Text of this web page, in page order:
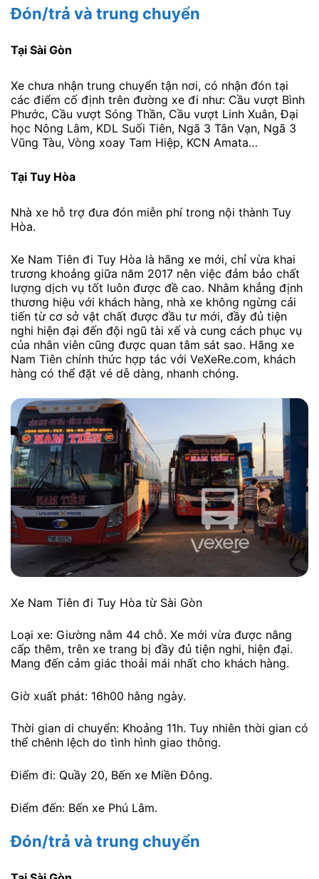
Đón/trả và trung chuyển
Tại Sài Gòn
Xe chưa nhận trung chuyển tận nơi, có nhận đón tại
các điểm cố định trên đường xe đi như: Cầu vượt Bình
Phước, Cầu vượt Sóng Thần, Cầu vượt Linh Xuân, Đại
học Nông Lâm, KDL Suối Tiên, Ngã 3 Tân Vạn, Ngã 3
Vũng Tàu, Vòng xoay Tam Hiệp, KCN Amata…
Tại Tuy Hòa
Nhà xe hỗ trợ đưa đón miễn phí trong nội thành Tuy
Hòa.
Xe Nam Tiên đi Tuy Hòa là hãng xe mới, chỉ vừa khai
trương khoảng giữa năm 2017 nên việc đảm bảo chất
lượng dịch vụ tốt luôn được đề cao. Nhằm khẳng định
thương hiệu với khách hàng, nhà xe không ngừng cải
tiến từ cơ sở vật chất được đầu tư mới, đầy đủ tiện
nghi hiện đại đến đội ngũ tài xế và cung cách phục vụ
của nhân viên cũng được quan tâm sát sao. Hãng xe
Nam Tiên chính thức hợp tác với VeXeRe.com, khách
hàng có thể đặt vé dễ dàng, nhanh chóng.
Xe Nam Tiên đi Tuy Hòa từ Sài Gòn
Loại xe: Giường nằm 44 chỗ. Xe mới vừa được nâng
cấp thêm, trên xe trang bị đầy đủ tiện nghi, hiện đại.
Mang đến cảm giác thoải mái nhất cho khách hàng.
Giờ xuất phát: 16h00 hằng ngày.
Thời gian di chuyển: Khoảng 11h. Tuy nhiên thời gian có
thể chênh lệch do tình hình giao thông.
Điểm đi: Quầy 20, Bến xe Miền Đông.
Điểm đến: Bến xe Phú Lâm.
Đón/trả và trung chuyển